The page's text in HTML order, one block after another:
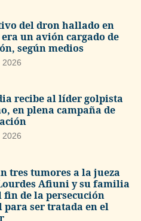
del dron hallado en
un avión cargado de
según medios
2026
recibe al líder golpista
en plena campaña de
2026
tres tumores a la jueza
Afiuni y su familia
fin de la persecución
ser tratada en el